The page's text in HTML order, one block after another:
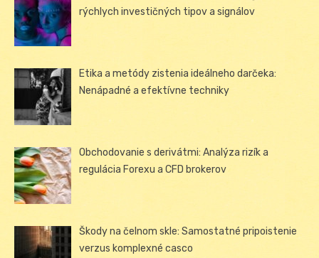
rýchlych investičných tipov a signálov
Etika a metódy zistenia ideálneho darčeka:
Nenápadné a efektívne techniky
Obchodovanie s derivátmi: Analýza rizík a
regulácia Forexu a CFD brokerov
Škody na čelnom skle: Samostatné pripoistenie
verzus komplexné casco